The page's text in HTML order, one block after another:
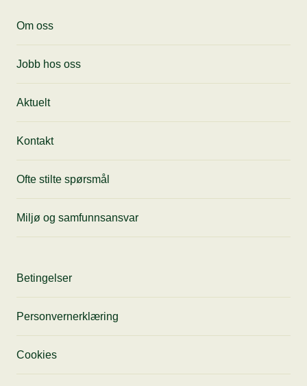
Motta siste nytt, få tips til anledninger og
Om oss
Jobb hos oss
Aktuelt
Kontakt
Ofte stilte spørsmål
Miljø og samfunnsansvar
Betingelser
Personvernerklæring
Cookies